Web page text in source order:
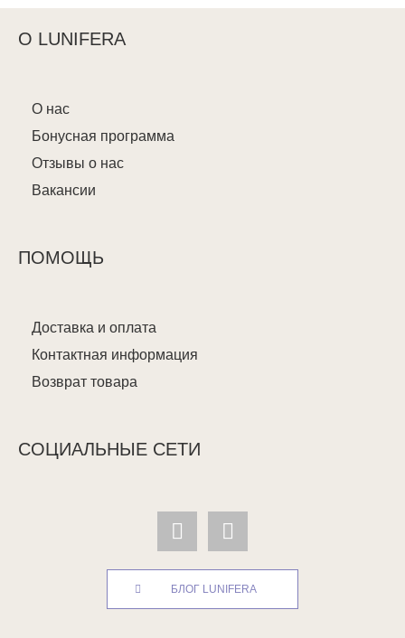
О LUNIFERA
О нас
Бонусная программа
Отзывы о нас
Вакансии
ПОМОЩЬ
Доставка и оплата
Контактная информация
Возврат товара
СОЦИАЛЬНЫЕ СЕТИ
БЛОГ LUNIFERA